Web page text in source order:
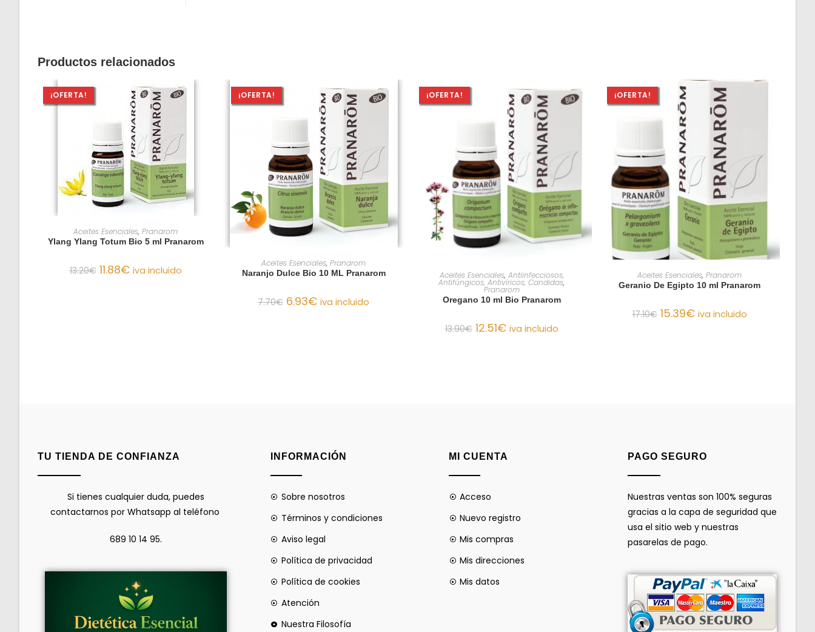
Productos relacionados
¡OFERTA!
AÑADIR AL CARRITO
Aceites Esenciales, Pranarom
Ylang Ylang Totum Bio 5 ml Pranarom
13.20€ 11.88€ iva incluido
¡OFERTA!
AÑADIR AL CARRITO
Aceites Esenciales, Pranarom
Naranjo Dulce Bio 10 ML Pranarom
7.70€ 6.93€ iva incluido
¡OFERTA!
AÑADIR AL CARRITO
Aceites Esenciales, Antiinfecciosos,
Antifúngicos, Antivíricos, Candidas,
Pranarom
Oregano 10 ml Bio Pranarom
13.90€ 12.51€ iva incluido
¡OFERTA!
AÑADIR AL CARRITO
Aceites Esenciales, Pranarom
Geranio De Egipto 10 ml Pranarom
17.10€ 15.39€ iva incluido
TU TIENDA DE CONFIANZA
Si tienes cualquier duda, puedes
contactarnos por Whatsapp al teléfono
689 10 14 95.
INFORMACIÓN
Sobre nosotros
Términos y condiciones
Aviso legal
Política de privacidad
Política de cookies
Atención
Nuestra Filosofía
MI CUENTA
Acceso
Nuevo registro
Mis compras
Mis direcciones
Mis datos
PAGO SEGURO
Nuestras ventas son 100% seguras
gracias a la capa de seguridad que
usa el sitio web y nuestras
pasarelas de pago.